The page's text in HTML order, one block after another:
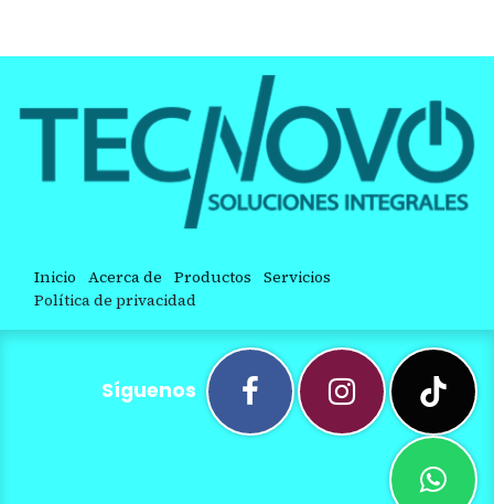
Inicio Acerca de Productos Servicios
Política de privacidad
Síguenos